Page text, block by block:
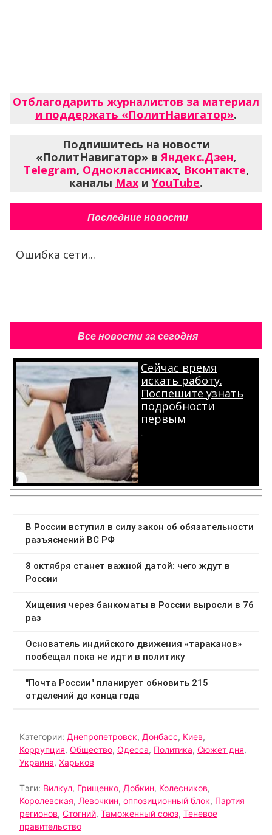
Отблагодарить журналистов за материал
и поддержать «ПолитНавигатор».
Подпишитесь на новости
«ПолитНавигатор» вЯндекс.Дзен,
Telegram, Одноклассниках, Вконтакте,
каналы Max и YouTube.
Последние новости
Ошибка сети...
Все новости за сегодня
Сейчас время
искать работу.
Поспешите узнать
подробности
первым
.
Категории: Днепропетровск, Донбасс, Киев,
Коррупция, Общество, Одесса, Политика, Сюжет дня,
Украина, Харьков
Тэги: Вилкул, Грищенко, Добкин, Колесников,
Королевская, Левочкин, оппозиционный блок, Партия
регионов, Стогний, Таможенный союз, Теневое
правительство